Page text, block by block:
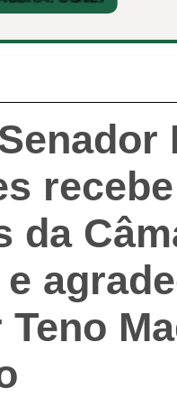
da